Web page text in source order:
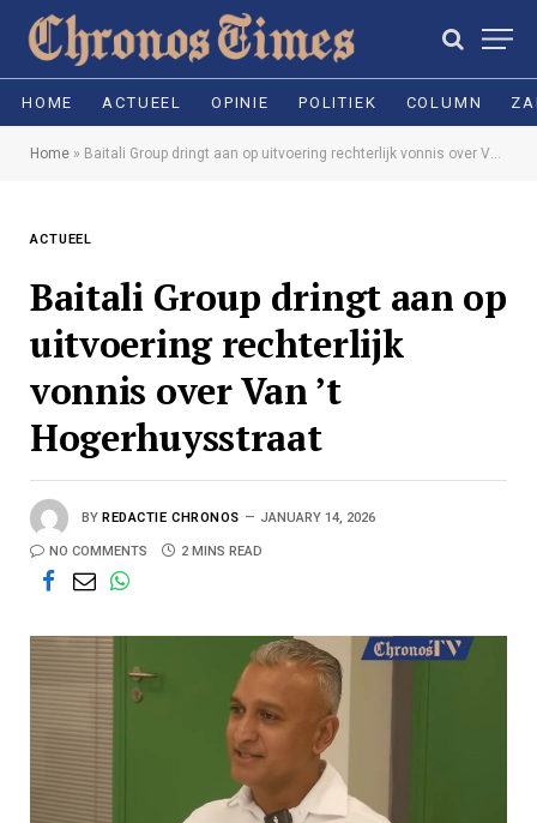
HOME ACTUEEL OPINIE POLITIEK COLUMN
Home » Baitali Group dringt aan op uitvoering rechterlijk vonnis over Van ’t Hogerhuysstraat
ACTUEEL
Baitali Group dringt aan op
uitvoering rechterlijk
vonnis over Van ’t
Hogerhuysstraat
BY REDACTIE CHRONOS JANUARY 14, 2026
NO COMMENTS 2 MINS READ